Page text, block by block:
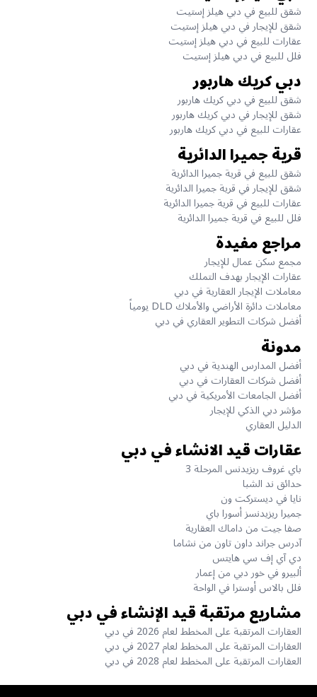
شقق للبيع في دبي هيلز إستيت
شقق للإيجار في دبي هيلز إستيت
عقارات للبيع في دبي هيلز إستيت
فلل للبيع في دبي هيلز إستيت
دبي كريك هاربور
شقق للبيع في دبي كريك هاربور
شقق للإيجار في دبي كريك هاربور
عقارات للبيع في دبي كريك هاربور
قرية جميرا الدائرية
شقق للبيع في قرية جميرا الدائرية
شقق للإيجار في قرية جميرا الدائرية
عقارات للبيع في قرية جميرا الدائرية
فلل للبيع في قرية جميرا الدائرية
مراجع مفيدة
مجمع سكن عمال للإيجار
عقارات الإيجار بهدف التملك
معاملات الإيجار العقارية في دبي
معاملات دائرة الأراضي والأملاك DLD يومياً
أفضل شركات التطوير العقاري في دبي
مدونة
أفضل المدارس الهندية في دبي
أفضل شركات العقارات في دبي
أفضل الجامعات الأمريكية في دبي
مؤشر دبي الذكي للإيجار
الدليل العقاري
عقارات قيد الانشاء في دبي
باي غروف ريزيدنس المرحلة 3
حدائق ند الشبا
نايا في ديستركت ون
جميرا ريزيدنسز أسورا باي
صفا جيت من داماك العقارية
آدرس جراند داون تاون من نشاما
دي آي إف سي هايتس
ألبيرو في خور دبي من إعمار
فلل بالاس أوسترا في الواحة
مشاريع مرتقبة قيد الإنشاء في دبي
العقارات المرتقبة على المخطط لعام 2026 في دبي
العقارات المرتقبة على المخطط لعام 2027 في دبي
العقارات المرتقبة على المخطط لعام 2028 في دبي